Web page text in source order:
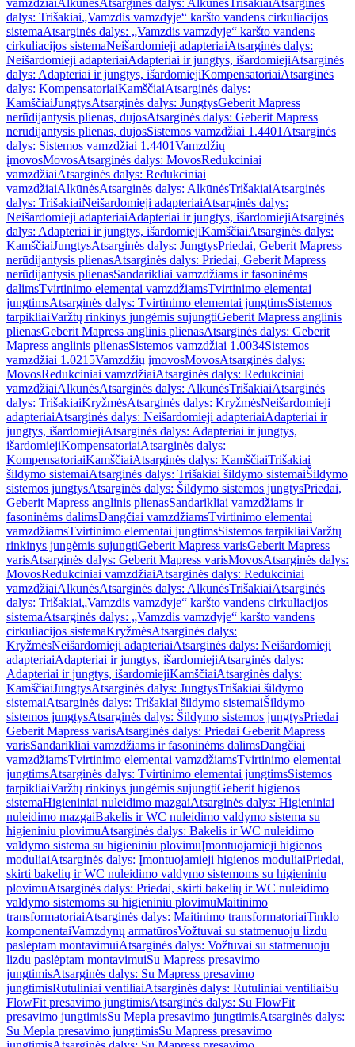
vamzdžiaiAlkūnėsAtsarginės dalys: AlkūnėsTrišakiaiAtsarginės
dalys: Trišakiai„Vamzdis vamzdyje“ karšto vandens cirkuliacijos
sistemaAtsarginės dalys: „Vamzdis vamzdyje“ karšto vandens
cirkuliacijos sistemaNeišardomieji adapteriaiAtsarginės dalys:
Neišardomieji adapteriaiAdapteriai ir jungtys, išardomiejiAtsarginės
dalys: Adapteriai ir jungtys, išardomiejiKompensatoriaiAtsarginės
dalys: KompensatoriaiKamščiaiAtsarginės dalys:
KamščiaiJungtysAtsarginės dalys: JungtysGeberit Mapress
nerūdijantysis plienas, dujosAtsarginės dalys: Geberit Mapress
nerūdijantysis plienas, dujosSistemos vamzdžiai 1.4401 Atsarginės
dalys: Sistemos vamzdžiai 1.4401Vamzdžių
įmovosMovosAtsarginės dalys: MovosRedukciniai
vamzdžiaiAtsarginės dalys: Redukciniai
vamzdžiaiAlkūnėsAtsarginės dalys: AlkūnėsTrišakiaiAtsarginės
dalys: TrišakiaiNeišardomieji adapteriaiAtsarginės dalys:
Neišardomieji adapteriaiAdapteriai ir jungtys, išardomiejiAtsarginės
dalys: Adapteriai ir jungtys, išardomiejiKamščiaiAtsarginės dalys:
KamščiaiJungtysAtsarginės dalys: JungtysPriedai, Geberit Mapress
nerūdijantysis plienasAtsarginės dalys: Priedai, Geberit Mapress
nerūdijantysis plienasSandarikliai vamzdžiams ir fasoninėms
dalimsTvirtinimo elementai vamzdžiamsTvirtinimo elementai
jungtimsAtsarginės dalys: Tvirtinimo elementai jungtimsSistemos
tarpikliaiVaržtų rinkinys jungėmis sujungtiGeberit Mapress anglinis
plienasGeberit Mapress anglinis plienasAtsarginės dalys: Geberit
Mapress anglinis plienasSistemos vamzdžiai 1.0034Sistemos
vamzdžiai 1.0215Vamzdžių įmovosMovosAtsarginės dalys:
MovosRedukciniai vamzdžiaiAtsarginės dalys: Redukciniai
vamzdžiaiAlkūnėsAtsarginės dalys: AlkūnėsTrišakiaiAtsarginės
dalys: TrišakiaiKryžmėsAtsarginės dalys: KryžmėsNeišardomieji
adapteriaiAtsarginės dalys: Neišardomieji adapteriaiAdapteriai ir
jungtys, išardomiejiAtsarginės dalys: Adapteriai ir jungtys,
išardomiejiKompensatoriaiAtsarginės dalys:
KompensatoriaiKamščiaiAtsarginės dalys: KamščiaiTrišakiai
šildymo sistemaiAtsarginės dalys: Trišakiai šildymo sistemaiŠildymo
sistemos jungtysAtsarginės dalys: Šildymo sistemos jungtysPriedai,
Geberit Mapress anglinis plienasSandarikliai vamzdžiams ir
fasoninėms dalimsDangčiai vamzdžiamsTvirtinimo elementai
vamzdžiamsTvirtinimo elementai jungtimsSistemos tarpikliaiVaržtų
rinkinys jungėmis sujungtiGeberit Mapress varisGeberit Mapress
varisAtsarginės dalys: Geberit Mapress varisMovosAtsarginės dalys:
MovosRedukciniai vamzdžiaiAtsarginės dalys: Redukciniai
vamzdžiaiAlkūnėsAtsarginės dalys: AlkūnėsTrišakiaiAtsarginės
dalys: Trišakiai„Vamzdis vamzdyje“ karšto vandens cirkuliacijos
sistemaAtsarginės dalys: „Vamzdis vamzdyje“ karšto vandens
cirkuliacijos sistemaKryžmėsAtsarginės dalys:
KryžmėsNeišardomieji adapteriaiAtsarginės dalys: Neišardomieji
adapteriaiAdapteriai ir jungtys, išardomiejiAtsarginės dalys:
Adapteriai ir jungtys, išardomiejiKamščiaiAtsarginės dalys:
KamščiaiJungtysAtsarginės dalys: JungtysTrišakiai šildymo
sistemaiAtsarginės dalys: Trišakiai šildymo sistemaiŠildymo
sistemos jungtysAtsarginės dalys: Šildymo sistemos jungtysPriedai
Geberit Mapress varisAtsarginės dalys: Priedai Geberit Mapress
varisSandarikliai vamzdžiams ir fasoninėms dalimsDangčiai
vamzdžiamsTvirtinimo elementai vamzdžiamsTvirtinimo elementai
jungtimsAtsarginės dalys: Tvirtinimo elementai jungtimsSistemos
tarpikliaiVaržtų rinkinys jungėmis sujungtiGeberit higienos
sistemaHigieniniai nuleidimo mazgaiAtsarginės dalys: Higieniniai
nuleidimo mazgaiBakelis ir WC nuleidimo valdymo sistema su
higieniniu plovimuAtsarginės dalys: Bakelis ir WC nuleidimo
valdymo sistema su higieniniu plovimuĮmontuojamieji higienos
moduliaiAtsarginės dalys: Įmontuojamieji higienos moduliaiPriedai,
skirti bakelių ir WC nuleidimo valdymo sistemoms su higieniniu
plovimuAtsarginės dalys: Priedai, skirti bakelių ir WC nuleidimo
valdymo sistemoms su higieniniu plovimuMaitinimo
transformatoriaiAtsarginės dalys: Maitinimo transformatoriaiTinklo
komponentaiVamzdynų armatūrosVožtuvai su statmenuoju lizdu
paslėptam montavimuiAtsarginės dalys: Vožtuvai su statmenuoju
lizdu paslėptam montavimuiSu Mapress presavimo
jungtimisAtsarginės dalys: Su Mapress presavimo
jungtimisRutuliniai ventiliaiAtsarginės dalys: Rutuliniai ventiliaiSu
FlowFit presavimo jungtimisAtsarginės dalys: Su FlowFit
presavimo jungtimisSu Mepla presavimo jungtimisAtsarginės dalys:
Su Mepla presavimo jungtimisSu Mapress presavimo